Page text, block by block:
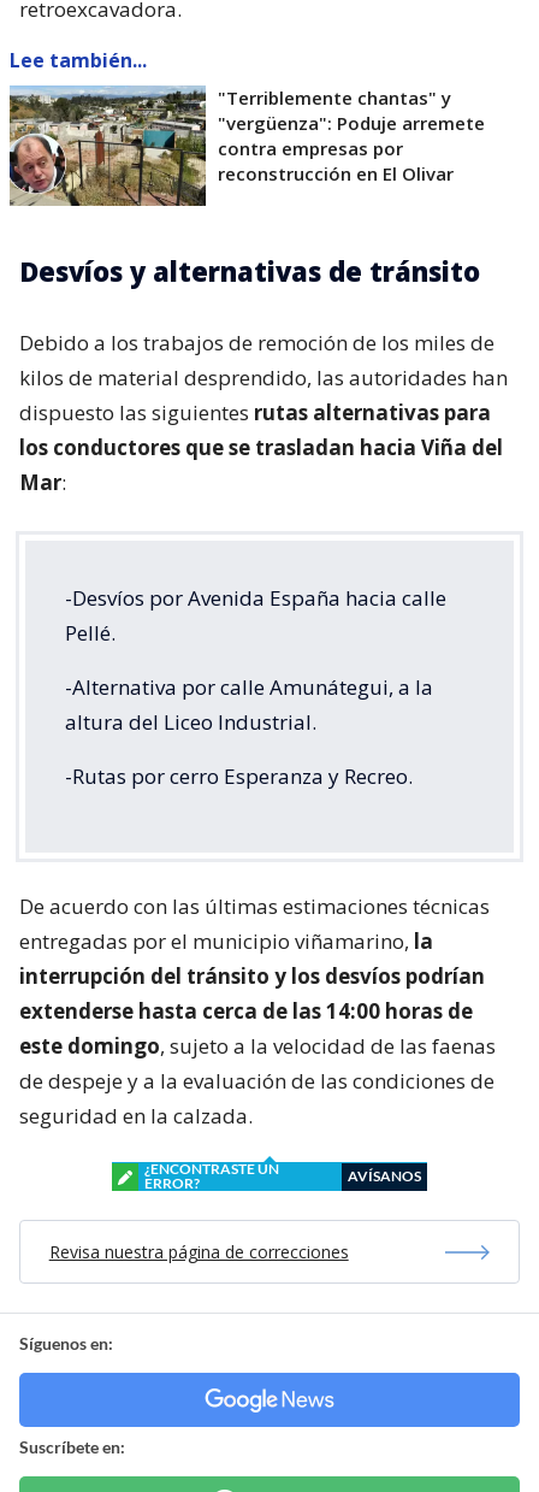
retroexcavadora.
Lee también...
"Terriblemente chantas" y
"vergüenza": Poduje arremete
contra empresas por
reconstrucción en El Olivar
Desvíos y alternativas de tránsito
Debido a los trabajos de remoción de los miles de
kilos de material desprendido, las autoridades han
dispuesto las siguientes rutas alternativas para
los conductores que se trasladan hacia Viña del
Mar:
-Desvíos por Avenida España hacia calle
Pellé.
-Alternativa por calle Amunátegui, a la
altura del Liceo Industrial.
-Rutas por cerro Esperanza y Recreo.
De acuerdo con las últimas estimaciones técnicas
entregadas por el municipio viñamarino, la
interrupción del tránsito y los desvíos podrían
extenderse hasta cerca de las 14:00 horas de
este domingo, sujeto a la velocidad de las faenas
de despeje y a la evaluación de las condiciones de
seguridad en la calzada.
¿ENCONTRASTE UN
ERROR?
AVÍSANOS
Revisa nuestra página de correcciones
Síguenos en:
Suscríbete en: